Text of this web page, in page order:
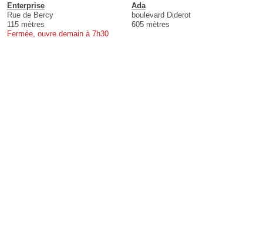
Enterprise
Rue de Bercy
115 mètres
Fermée, ouvre demain à 7h30
Ada
boulevard Diderot
605 mètres